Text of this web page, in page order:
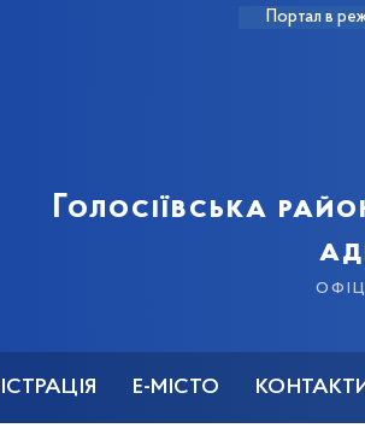
Портал в
Голосіївська
Е-МІСТО